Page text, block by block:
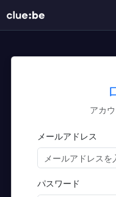
アカ
メールアドレス
パスワード